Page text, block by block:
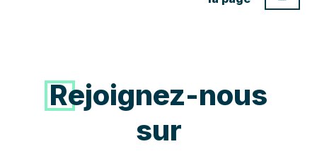
Rejoignez-nous
sur